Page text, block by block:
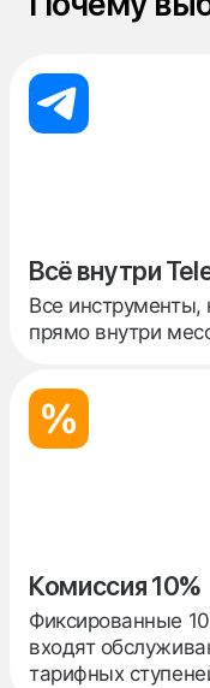
Всё внутри
Все инструменты,
прямо внутри
Комиссия 10%
Фиксированные
входят
тарифных